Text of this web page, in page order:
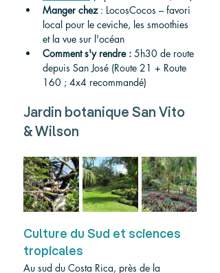
Manger chez : LocosCocos – favori
local pour le ceviche, les smoothies
et la vue sur l'océan
Comment s'y rendre : 5h30 de route
depuis San José (Route 21 + Route
160 ; 4x4 recommandé)
Jardin botanique San Vito
& Wilson
Culture du Sud et sciences
tropicales
Au sud du Costa Rica, près de la